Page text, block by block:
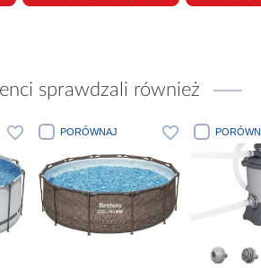
sprawdzali również
PORÓWNAJ